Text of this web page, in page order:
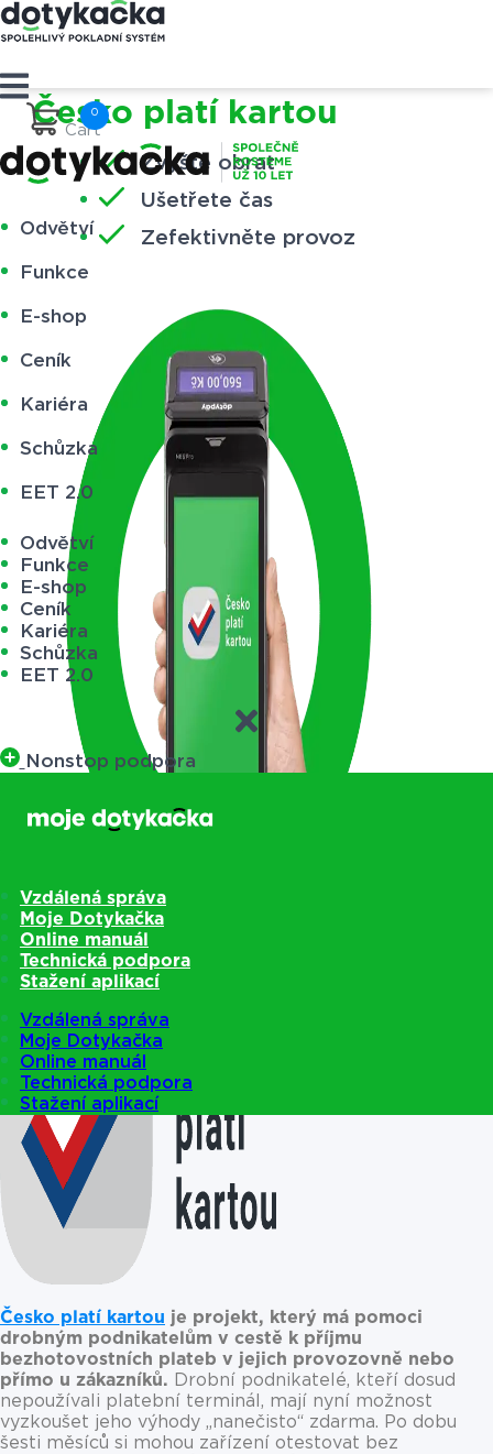
Cart
Odvětví
Funkce
E-shop
Ceník
Kariéra
Schůzka
EET 2.0
Odvětví
Funkce
E-shop
Ceník
Kariéra
Schůzka
EET 2.0
Nonstop podpora
Vzdálená správa
Moje Dotykačka
Online manuál
Technická podpora
Stažení aplikací
Vzdálená správa
Moje Dotykačka
Online manuál
Technická podpora
Stažení aplikací
Česko platí kartou
Zvyšte obrat
Ušetřete čas
Zefektivněte provoz
Česko platí kartou je projekt, který má pomoci
drobným podnikatelům v cestě k příjmu
bezhotovostních plateb v jejich provozovně nebo
přímo u zákazníků.
Drobní podnikatelé, kteří dosud
nepoužívali platební terminál, mají nyní možnost
vyzkoušet jeho výhody „nanečisto“ zdarma. Po dobu
šesti měsíců si mohou zařízení otestovat bez